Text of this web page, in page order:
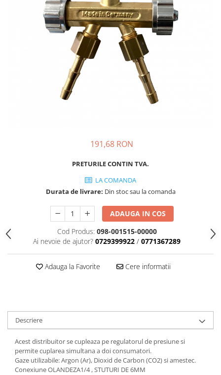
Imbracaminte
191,68 RON
PRETURILE CONTIN TVA.
LA COMANDA
Durata de livrare: Din stoc sau la comanda
ADAUGA IN COS
Cod Produs: 098-001515-00000
Ai nevoie de ajutor? 0729399922 / 0771367289
Adauga la Favorite Cere informatii
Descriere
Acest distribuitor se cupleaza pe regulatorul de presiune si
permite cuplarea simultana a doi consumatori.
Gaze utilizabile: Argon (Ar), Dioxid de Carbon (CO2) si amestec.
Conexiune OLANDEZA1/4 , STUTURI DE 6MM